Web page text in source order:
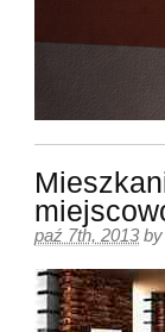
paź 7th, 2013 by